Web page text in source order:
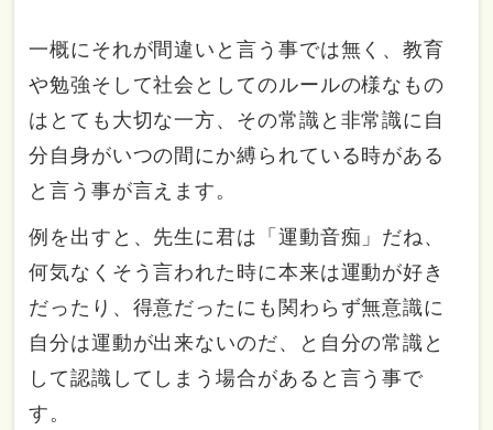
一概にそれが間違いと言う事では無く、教育
や勉強そして社会としてのルールの様なもの
はとても大切な一方、その常識と非常識に自
分自身がいつの間にか縛られている時がある
と言う事が言えます。
例を出すと、先生に君は「運動音痴」だね、
何気なくそう言われた時に本来は運動が好き
だったり、得意だったにも関わらず無意識に
自分は運動が出来ないのだ、と自分の常識と
して認識してしまう場合があると言う事で
す。